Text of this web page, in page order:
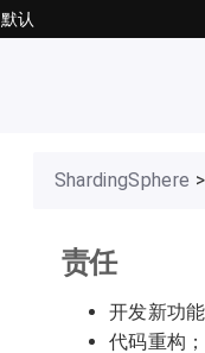
默认
ShardingSphere
责任
开发新功能
代码重构；